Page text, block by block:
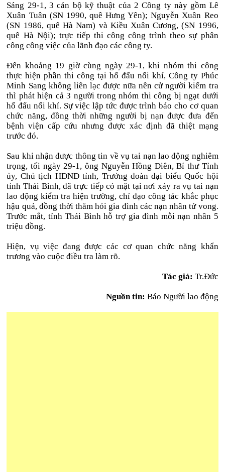
Sáng 29-1, 3 cán bộ kỹ thuật của 2 Công ty này gồm Lê
Xuân Tuân (SN 1990, quê Hưng Yên); Nguyễn Xuân Reo
(SN 1986, quê Hà Nam) và Kiều Xuân Cương, (SN 1996,
quê Hà Nội); trực tiếp thi công công trình theo sự phân
công công việc của lãnh đạo các công ty.
Đến khoảng 19 giờ cùng ngày 29-1, khi nhóm thi công
thực hiện phần thi công tại hố đấu nối khí, Công ty Phúc
Minh Sang không liên lạc được nữa nên cử người kiểm tra
thì phát hiện cả 3 người trong nhóm thi công bị ngạt dưới
hố đấu nối khí. Sự việc lập tức được trình báo cho cơ quan
chức năng, đồng thời những người bị nạn được đưa đến
bệnh viện cấp cứu nhưng được xác định đã thiệt mạng
trước đó.
Sau khi nhận được thông tin về vụ tai nạn lao động nghiêm
trọng, tối ngày 29-1, ông Nguyễn Hồng Diên, Bí thư Tỉnh
ủy, Chủ tịch HĐND tỉnh, Trưởng đoàn đại biểu Quốc hội
tỉnh Thái Bình, đã trực tiếp có mặt tại nơi xảy ra vụ tai nạn
lao động kiểm tra hiện trường, chỉ đạo công tác khắc phục
hậu quả, đồng thời thăm hỏi gia đình các nạn nhân tử vong.
Trước mắt, tỉnh Thái Bình hỗ trợ gia đình mỗi nạn nhân 5
triệu đồng.
Hiện, vụ việc đang được các cơ quan chức năng khẩn
trương vào cuộc điều tra làm rõ.
Tác giả: Tr.Đức
Nguồn tin: Báo Người lao động